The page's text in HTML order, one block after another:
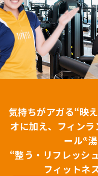
気持ちがアガる“映
オに加え、フィン
ール®
“整う・リフレッシ
フィットネ